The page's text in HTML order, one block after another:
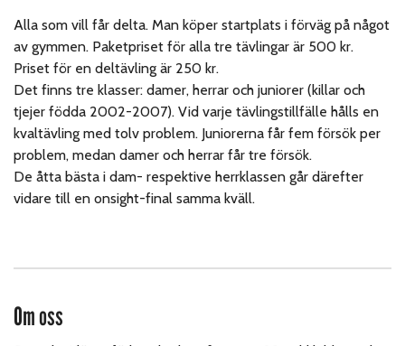
Alla som vill får delta. Man köper startplats i förväg på något
av gymmen. Paketpriset för alla tre tävlingar är 500 kr.
Priset för en deltävling är 250 kr.
Det finns tre klasser: damer, herrar och juniorer (killar och
tjejer födda 2002-2007). Vid varje tävlingstillfälle hålls en
kvaltävling med tolv problem. Juniorerna får fem försök per
problem, medan damer och herrar får tre försök.
De åtta bästa i dam- respektive herrklassengår därefter
vidare till en onsight-final samma kväll.
Om oss